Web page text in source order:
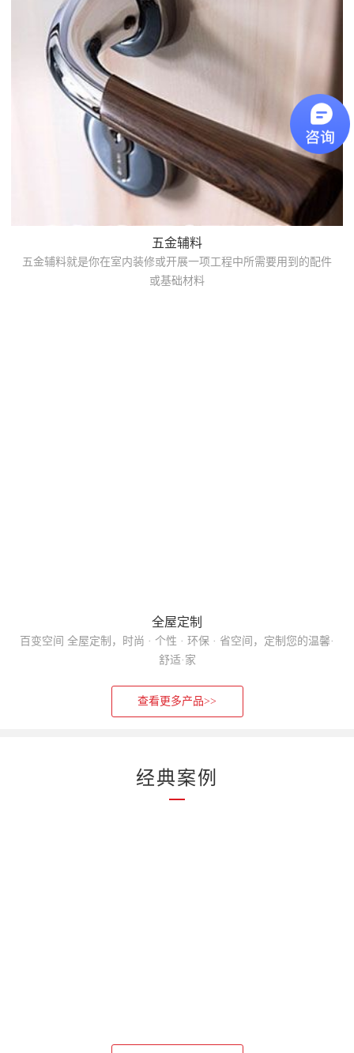
五金辅料
五金辅料就是你在室内装修或开展一项工程中所需要用到的配件
或基础材料
全屋定制
百变空间 全屋定制，时尚 · 个性 · 环保 · 省空间，定制您的温馨·
舒适·家
查看更多产品>>
经典案例